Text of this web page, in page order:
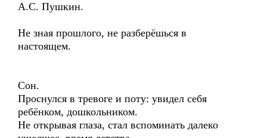
А.С. Пушкин.
Не зная прошлого, не разберёшься в
настоящем.
Сон.
Проснулся в тревоге и поту: увидел себя
ребёнком, дошкольником.
Не открывая глаза, стал вспоминать далеко